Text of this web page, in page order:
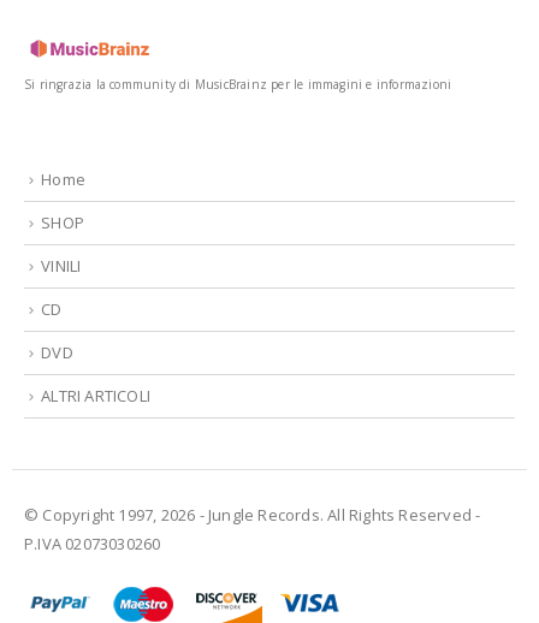
Si ringrazia la community di MusicBrainz per le immagini e informazioni
Home
SHOP
VINILI
CD
DVD
ALTRI ARTICOLI
© Copyright 1997, 2026 - Jungle Records. All Rights Reserved -
P.IVA 02073030260